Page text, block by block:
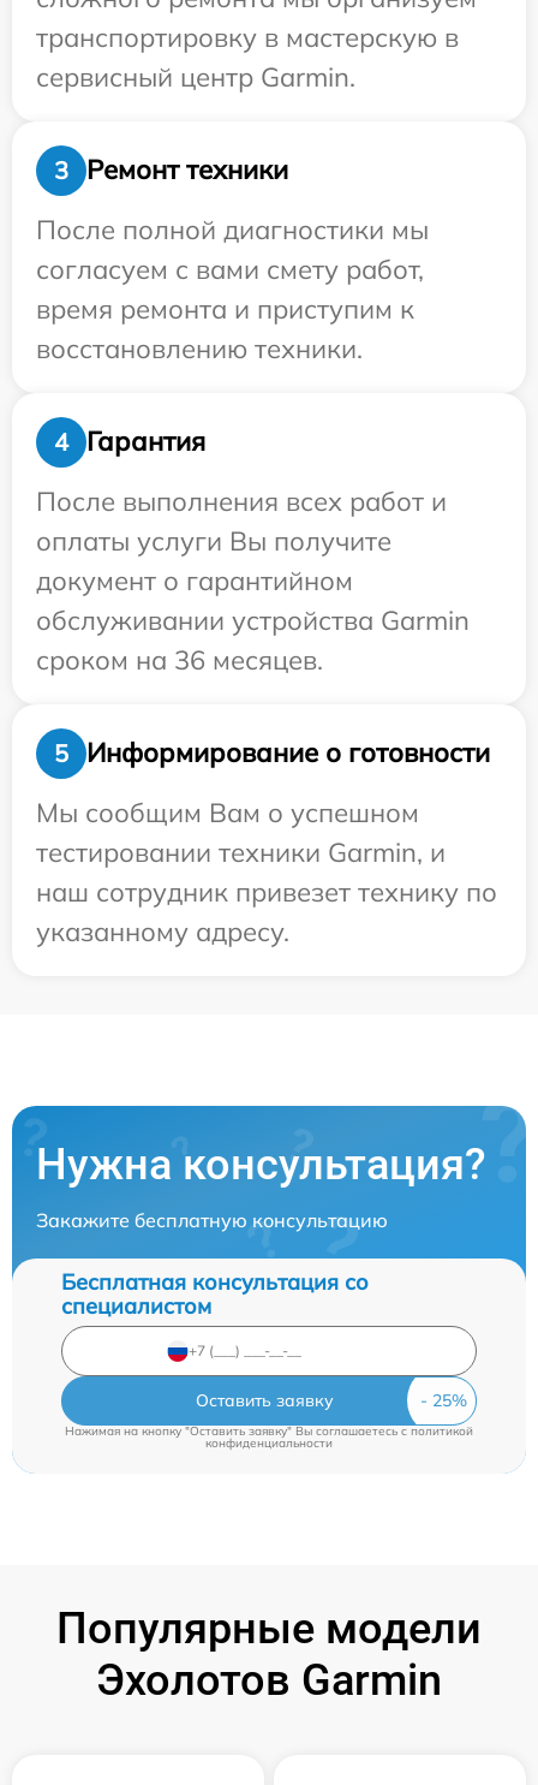
транспортировку в мастерскую в
сервисный центр Garmin.
3
Ремонт техники
После полной диагностики мы
согласуем с вами смету работ,
время ремонта и приступим к
восстановлению техники.
4
Гарантия
После выполнения всех работ и
оплаты услуги Вы получите
документ о гарантийном
обслуживании устройства Garmin
сроком на 36 месяцев.
5
Информирование о готовности
Мы сообщим Вам о успешном
тестировании техники Garmin, и
наш сотрудник привезет технику по
указанному адресу.
Нужна консультация?
Закажите бесплатную консультацию
Бесплатная консультация со
специалистом
Оставить заявку
Нажимая на кнопку "Оставить заявку" Вы соглашаетесь cполитикой
конфиденциальности
Популярные модели
Эхолотов Garmin